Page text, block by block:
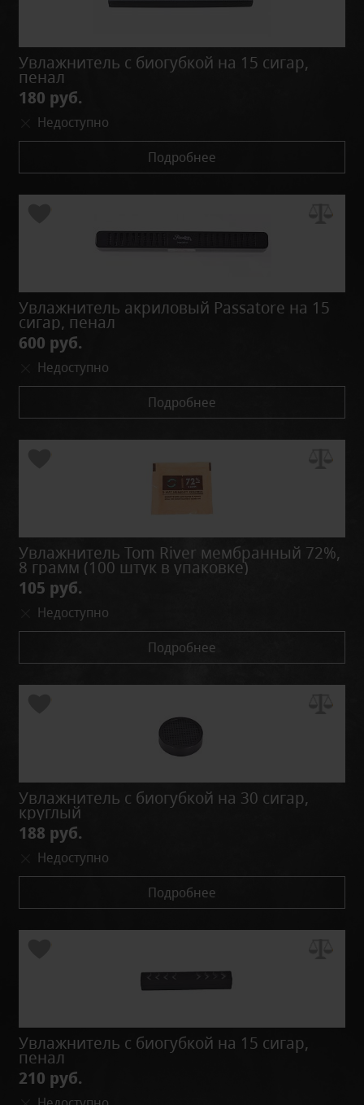
Увлажнитель с биогубкой на 15 сигар,
пенал
180 руб.
Недоступно
Подробнее
Увлажнитель акриловый Passatore на 15
сигар, пенал
600 руб.
Недоступно
Подробнее
Увлажнитель Tom River мембранный 72%,
8 грамм (100 штук в упаковке)
105 руб.
Недоступно
Подробнее
Увлажнитель с биогубкой на 30 сигар,
круглый
188 руб.
Недоступно
Подробнее
Увлажнитель с биогубкой на 15 сигар,
пенал
210 руб.